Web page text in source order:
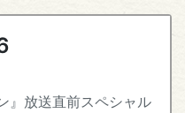
』放送直前スペシャル